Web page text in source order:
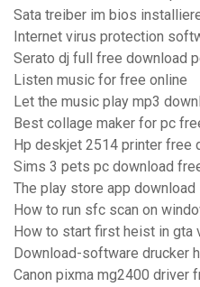
Sata treiber im bios
Internet virus protection
Serato dj full free download
Listen music for free online
Let the music play mp3
Best collage maker for pc
Hp deskjet 2514 printer free
Sims 3 pets pc download
The play store app download
How to run sfc scan on
How to start first heist in gta
Download-software drucker
Canon pixma mg2400 driver